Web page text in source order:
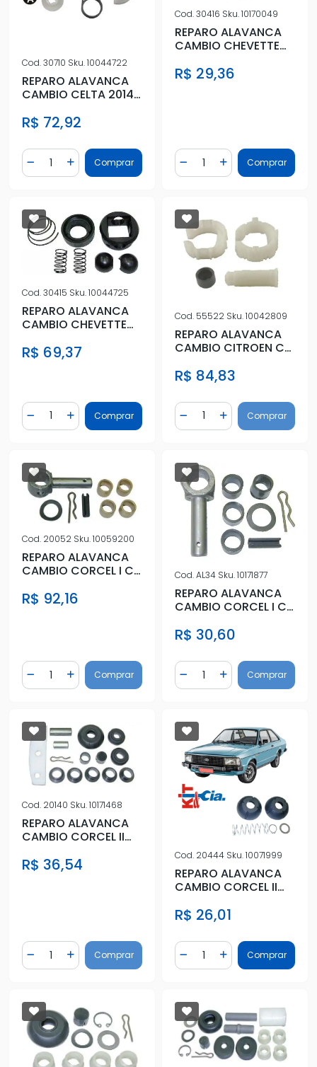
Cod.30710 Sku.10044722
REPARO ALAVANCA
CAMBIO CELTA 2014
R$ 72,92
Diminuir Quantidade
Quantidade
Adicionar Quantidade
Comprar
Cod.30416 Sku.10170049
REPARO ALAVANCA
CAMBIO CHEVETTE
R$ 29,36
Diminuir Quantidade
Quantidade
AdicionarComprar
Cod.30415 Sku.10044725
REPARO ALAVANCA
CAMBIO CHEVETTE
R$ 69,37
Diminuir Quantidade
Quantidade
Adicionar Quantidade
Comprar
Cod. 55522 Sku.10042809
REPARO ALAVANCA
CAMBIO CITROEN C3
R$ 84,83
Diminuir Quantidade
Quantidade
AdicionarComprar
Cod. 20052 Sku.10059200
REPARO ALAVANCA
CAMBIO CORCEL I C/
R$ 92,16
Diminuir Quantidade
Quantidade
Adicionar Quantidade
Comprar
Cod.AL34 Sku.10171877
REPARO ALAVANCA
CAMBIO CORCEL I C/
R$ 30,60
Diminuir Quantidade
Quantidade
AdicionarComprar
Cod. 20140 Sku.10171468
REPARO ALAVANCA
CAMBIO CORCEL II
R$ 36,54
Diminuir Quantidade
Quantidade
Adicionar Quantidade
Comprar
Cod. 20444 Sku.10071999
REPARO ALAVANCA
CAMBIO CORCEL II
R$ 26,01
Diminuir Quantidade
Quantidade
AdicionarComprar